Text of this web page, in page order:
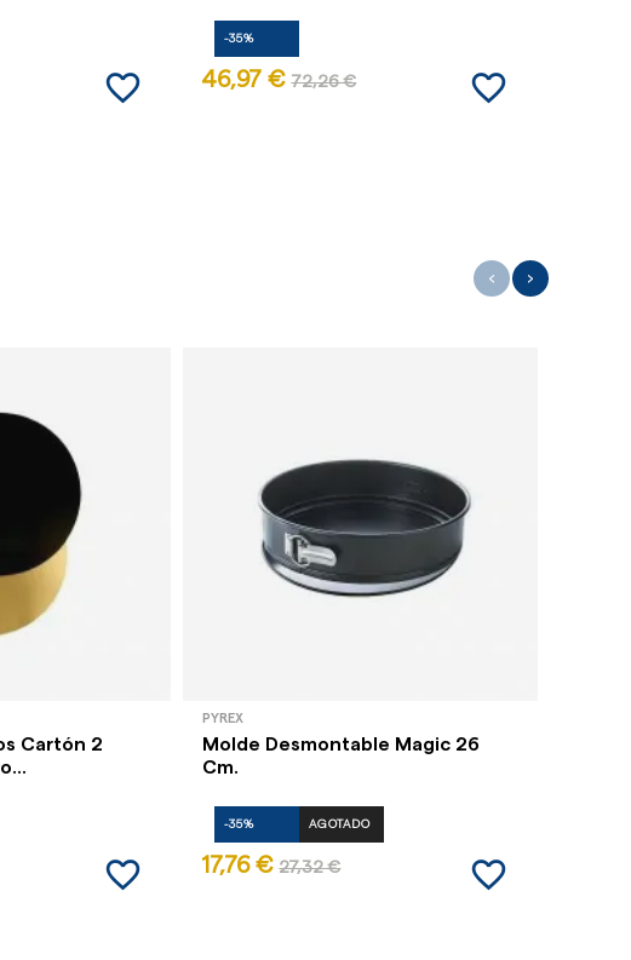
favorite_border
-35%
46,97 € 72,26 € favorite_border
Cartón 2
favorite_border
PYREX
Molde Desmontable Magic 26
Cm.
-35% AGOTADO
17,76 € 27,32 € favorite_border
‹ ›